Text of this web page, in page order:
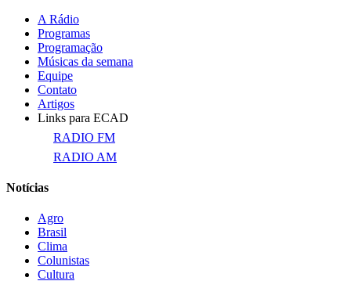
A Rádio
Programas
Programação
Músicas da semana
Equipe
Contato
Artigos
Links para ECAD
RADIO FM
RADIO AM
Notícias
Agro
Brasil
Clima
Colunistas
Cultura